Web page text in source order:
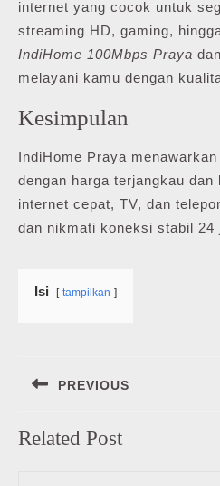
internet yang cocok untuk
streaming HD, gaming,
IndiHome 100Mbps Praya
melayani kamu dengan
Kesimpulan
IndiHome Praya
dengan harga terjangkau
internet cepat, TV, dan
dan nikmati koneksi stabil 24
Isi tampilkan
pos
PREVIOUS
post:
Related Post